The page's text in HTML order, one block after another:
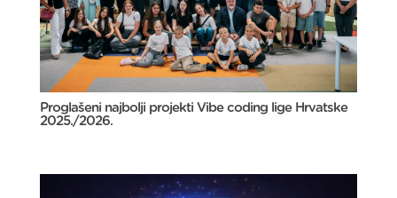
Proglašeni najbolji projekti Vibe coding lige Hrvatske
2025./2026.